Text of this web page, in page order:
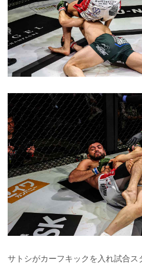
サトシがカーフキックを入れ試合ス